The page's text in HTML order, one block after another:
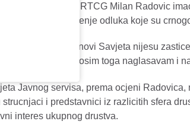
je i clan Savjeta RTCG Milan Radovic
Savjeta za donosenje odluka koje su
navodi da clanovi Savjeta nijesu
odgovornost, a osim toga naglasavam i
Javnog servisa, prema ocjeni
strucnjaci i predstavnici iz razlicitih sfera
interes ukupnog drustva.